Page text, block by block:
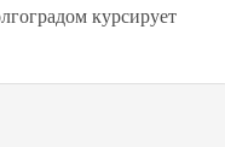
курсирует